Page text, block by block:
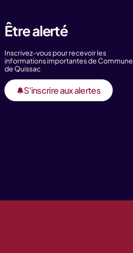
Être alerté
Inscrivez-vous pour recevoir les
informations importantes de Commune
de Quissac
S'inscrire aux alertes